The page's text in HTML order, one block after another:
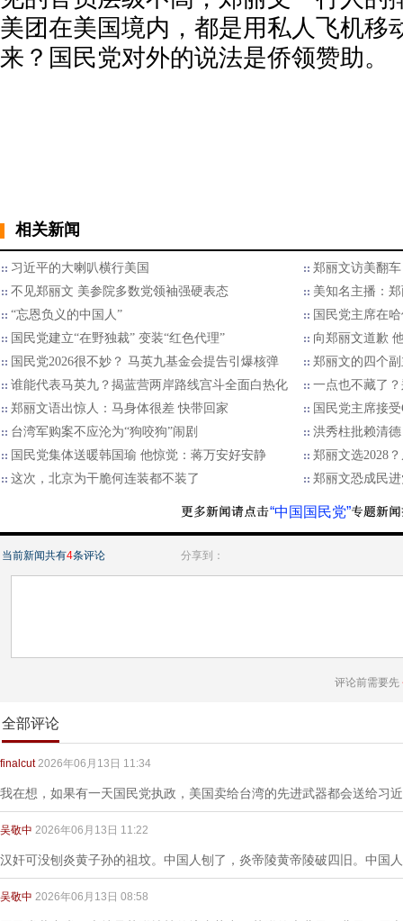
美团在美国境内，都是用私人飞机移
来？国民党对外的说法是侨领赞助。
相关新闻
习近平的大喇叭横行美国
郑丽文访美翻
不见郑丽文 美参院多数党领袖强硬表态
美知名主播：
“忘恩负义的中国人”
国民党主席在
国民党建立“在野独裁” 变装“红色代理”
向郑丽文道歉
国民党2026很不妙？ 马英九基金会提告引爆核弹
郑丽文的四个
谁能代表马英九？揭蓝营两岸路线宫斗全面白热化
一点也不藏了
郑丽文语出惊人：马身体很差 快带回家
国民党主席接
台湾军购案不应沦为“狗咬狗”闹剧
洪秀柱批赖清
国民党集体送暖韩国瑜 他惊觉：蒋万安好安静
郑丽文选2028
这次，北京为干脆何连装都不装了
郑丽文恐成民
“中国国民党”
当前新闻共有4条评论 分享到：
评论前需要先
全部评论
finalcut 2026年06月13日 11:34
我在想，如果有一天国民党执政，美国卖给台湾的先进武器都会送给习
吴敬中 2026年06月13日 11:22
汉奸可没刨炎黄子孙的祖坟。中国人刨了，炎帝陵黄帝陵破四旧。中国
吴敬中 2026年06月13日 08:58